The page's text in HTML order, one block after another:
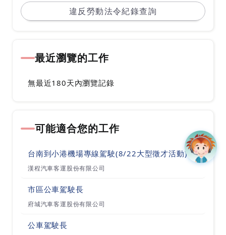
違反勞動法令紀錄查詢
最近瀏覽的工作
無最近180天內瀏覽記錄
可能適合您的工作
台南到小港機場專線駕駛(8/22大型徵才活動)
漢程汽車客運股份有限公司
市區公車駕駛長
府城汽車客運股份有限公司
公車駕駛長